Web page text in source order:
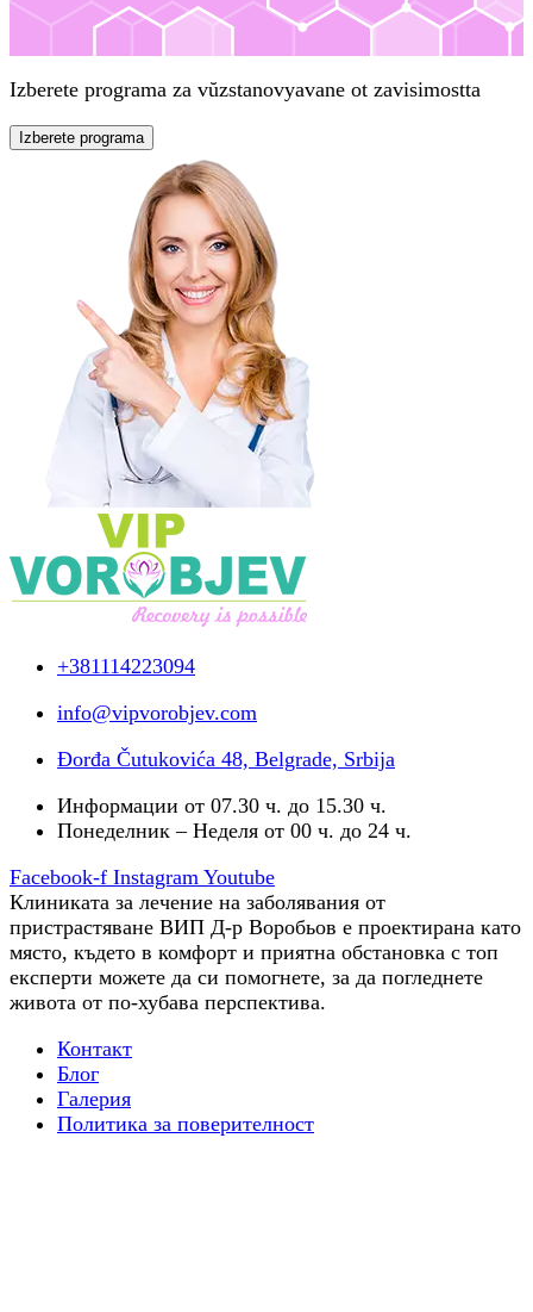
Izberete programa za vŭzstanovyavane ot zavisimostta
Izberete programa
+381114223094
info@vipvorobjev.com
Đorđa Čutukovića 48, Belgrade, Srbija
Информации от 07.30 ч. до 15.30 ч.
Понеделник – Неделя от 00 ч. до 24 ч.
Facebook-f Instagram Youtube
Клиниката за лечение на заболявания от
пристрастяване ВИП Д-р Воробьов е проектирана като
място, където в комфорт и приятна обстановка с топ
експерти можете да си помогнете, за да погледнете
живота от по-хубава перспектива.
Контакт
Блог
Галерия
Политика за поверителност